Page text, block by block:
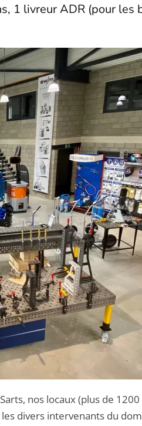
1 livreur ADR (pour les
nos locaux (plus de
divers intervenants du